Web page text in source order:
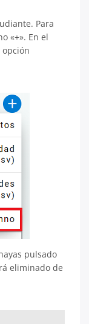
Para
«+». En el
pulsado
eliminado de